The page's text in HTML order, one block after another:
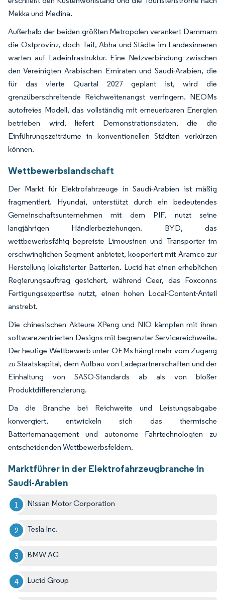
Mekka und Medina.
Außerhalb der beiden größten Metropolen verankert Dammam
die Ostprovinz, doch Taif, Abha und Städte im Landesinneren
warten auf Ladeinfrastruktur. Eine Netzverbindung zwischen
den Vereinigten Arabischen Emiraten und Saudi-Arabien, die
für das vierte Quartal 2027 geplant ist, wird die
grenzüberschreitende Reichweitenangst verringern. NEOMs
autofreies Modell, das vollständig mit erneuerbaren Energien
betrieben wird, liefert Demonstrationsdaten, die die
Einführungszeiträume in konventionellen Städten verkürzen
können.
Wettbewerbslandschaft
Der Markt für Elektrofahrzeuge in Saudi-Arabien ist mäßig
fragmentiert. Hyundai, unterstützt durch ein bedeutendes
Gemeinschaftsunternehmen mit dem PIF, nutzt seine
langjährigen Händlerbeziehungen. BYD, das
wettbewerbsfähig bepreiste Limousinen und Transporter im
erschwinglichen Segment anbietet, kooperiert mit Aramco zur
Herstellung lokalisierter Batterien. Lucid hat einen erheblichen
Regierungsauftrag gesichert, während Ceer, das Foxconns
Fertigungsexpertise nutzt, einen hohen Local-Content-Anteil
anstrebt.
Die chinesischen Akteure XPeng und NIO kämpfen mit ihren
softwarezentrierten Designs mit begrenzter Servicereichweite.
Der heutige Wettbewerb unter OEMs hängt mehr vom Zugang
zu Staatskapital, dem Aufbau von Ladepartnerschaften und der
Einhaltung von SASO-Standards ab als von bloßer
Produktdifferenzierung.
Da die Branche bei Reichweite und Leistungsabgabe
konvergiert, entwickeln sich das thermische
Batteriemanagement und autonome Fahrtechnologien zu
entscheidenden Wettbewerbsfeldern.
Marktführer in der Elektrofahrzeugbranche in
Saudi-Arabien
Nissan Motor Corporation
Tesla Inc.
BMW AG
Lucid Group